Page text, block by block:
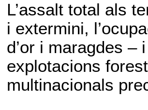
L’assalt total als
i extermini,
d’or i maragdes
explotacions
multinacionals